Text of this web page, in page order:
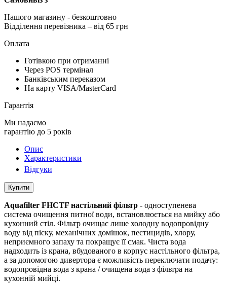
Нашого магазину - безкоштовно
Відділення перевізника – від 65 грн
Оплата
Готівкою при отриманні
Через POS термінал
Банківським переказом
На карту VISA/MasterCard
Гарантія
Ми надаємо
гарантію до 5 років
Опис
Характеристики
Відгуки
Купити
Aquafilter FHСTF настільний фільтр - одноступенева
система очищення питної води, встановлюється на мийку або
кухонний стіл. Фільтр очищає лише холодну водопровідну
воду від піску, механічних домішок, пестицидів, хлору,
неприємного запаху та покращує її смак. Чиста вода
надходить із крана, вбудованого в корпус настільного фільтра,
а за допомогою дивертора є можливість переключати подачу:
водопровідна вода з крана / очищена вода з фільтра на
кухонній мийці.